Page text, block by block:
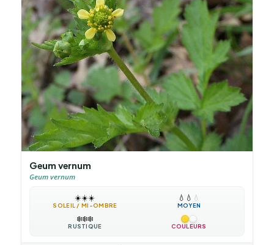
Geum vernum
Geum vernum
☀️☀️☀️
SOLEIL / MI-OMBRE
💧 💧 💧
MOYEN
❄️❄️❄️
RUSTIQUE COULEURS